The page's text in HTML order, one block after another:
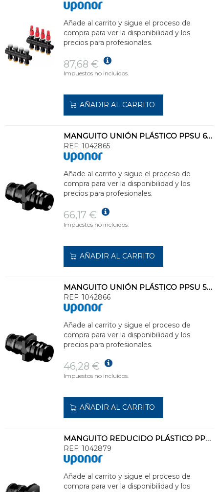
Añade al carrito y sigue el proceso de
compra para ver la disponibilidad y los
precios para profesionales.
87,68 €
Impuestos no incluidos.
AÑADIR AL CARRITO
MANGUITO UNIÓN PLÁSTICO PPSU 63x63 UPONOR Q&E
REF: 1042865
Añade al carrito y sigue el proceso de
compra para ver la disponibilidad y los
precios para profesionales.
66,17 €
Impuestos no incluidos.
AÑADIR AL CARRITO
MANGUITO UNIÓN PLÁSTICO PPSU 50x50 UPONOR Q&E
REF: 1042866
Añade al carrito y sigue el proceso de
compra para ver la disponibilidad y los
precios para profesionales.
46,28 €
Impuestos no incluidos.
AÑADIR AL CARRITO
MANGUITO REDUCIDO PLÁSTICO PPSU 50x32 UPONOR Q&E
REF: 1042879
Añade al carrito y sigue el proceso de
compra para ver la disponibilidad y los